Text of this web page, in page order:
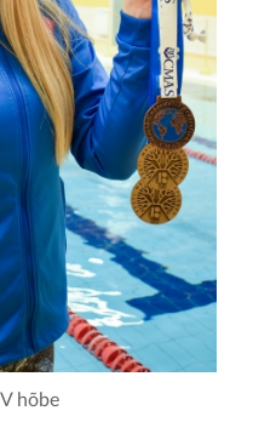
hõbe